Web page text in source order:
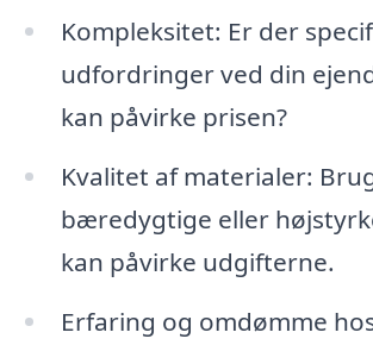
Kompleksitet: Er der
udfordringer ved din
kan påvirke prisen?
Kvalitet af materialer:
bæredygtige eller
kan påvirke udgifterne.
Erfaring og omdømme